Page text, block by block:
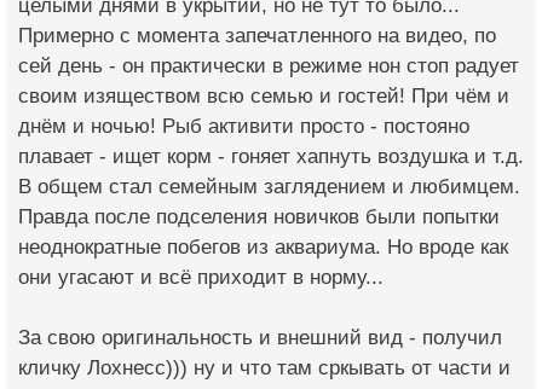
целыми днями в укрытии, но не тут то было...
Примерно с момента запечатленного на видео, по
сей день - он практически в режиме нон стоп радует
своим изяществом всю семью и гостей! При чём и
днём и ночью! Рыб активити просто - постояно
плавает - ищет корм - гоняет хапнуть воздушка и т.д.
В общем стал семейным заглядением и любимцем.
Правда после подселения новичков были попытки
неоднократные побегов из аквариума. Но вроде как
они угасают и всё приходит в норму...
За свою оригинальность и внешний вид - получил
кличку Лохнесс))) ну и что там сркывать от части и